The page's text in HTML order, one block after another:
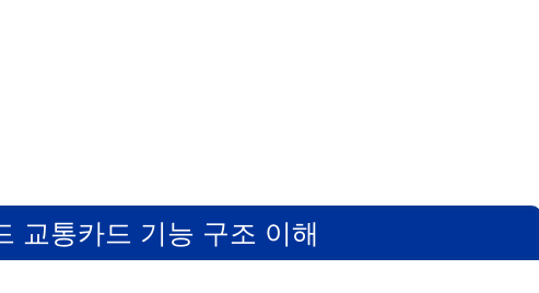
교통카드 기능 구조 이해